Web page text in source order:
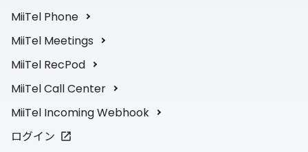
MiiTel Phone
MiiTel Meetings
MiiTel RecPod
MiiTel Call Center
MiiTel Incoming Webhook
ログイン